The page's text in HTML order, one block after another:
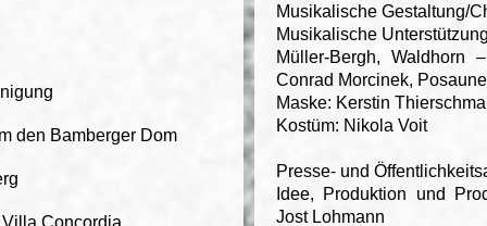
den Bamberger Dom
Musikalische Gestaltung/
Musikalische
Müller-Bergh, Waldhorn
Conrad Morcinek, Posaune
Maske: Kerstin
Kostüm: Nikola Voit
Presse- und
Idee, Produktion und
Jost Lohmann